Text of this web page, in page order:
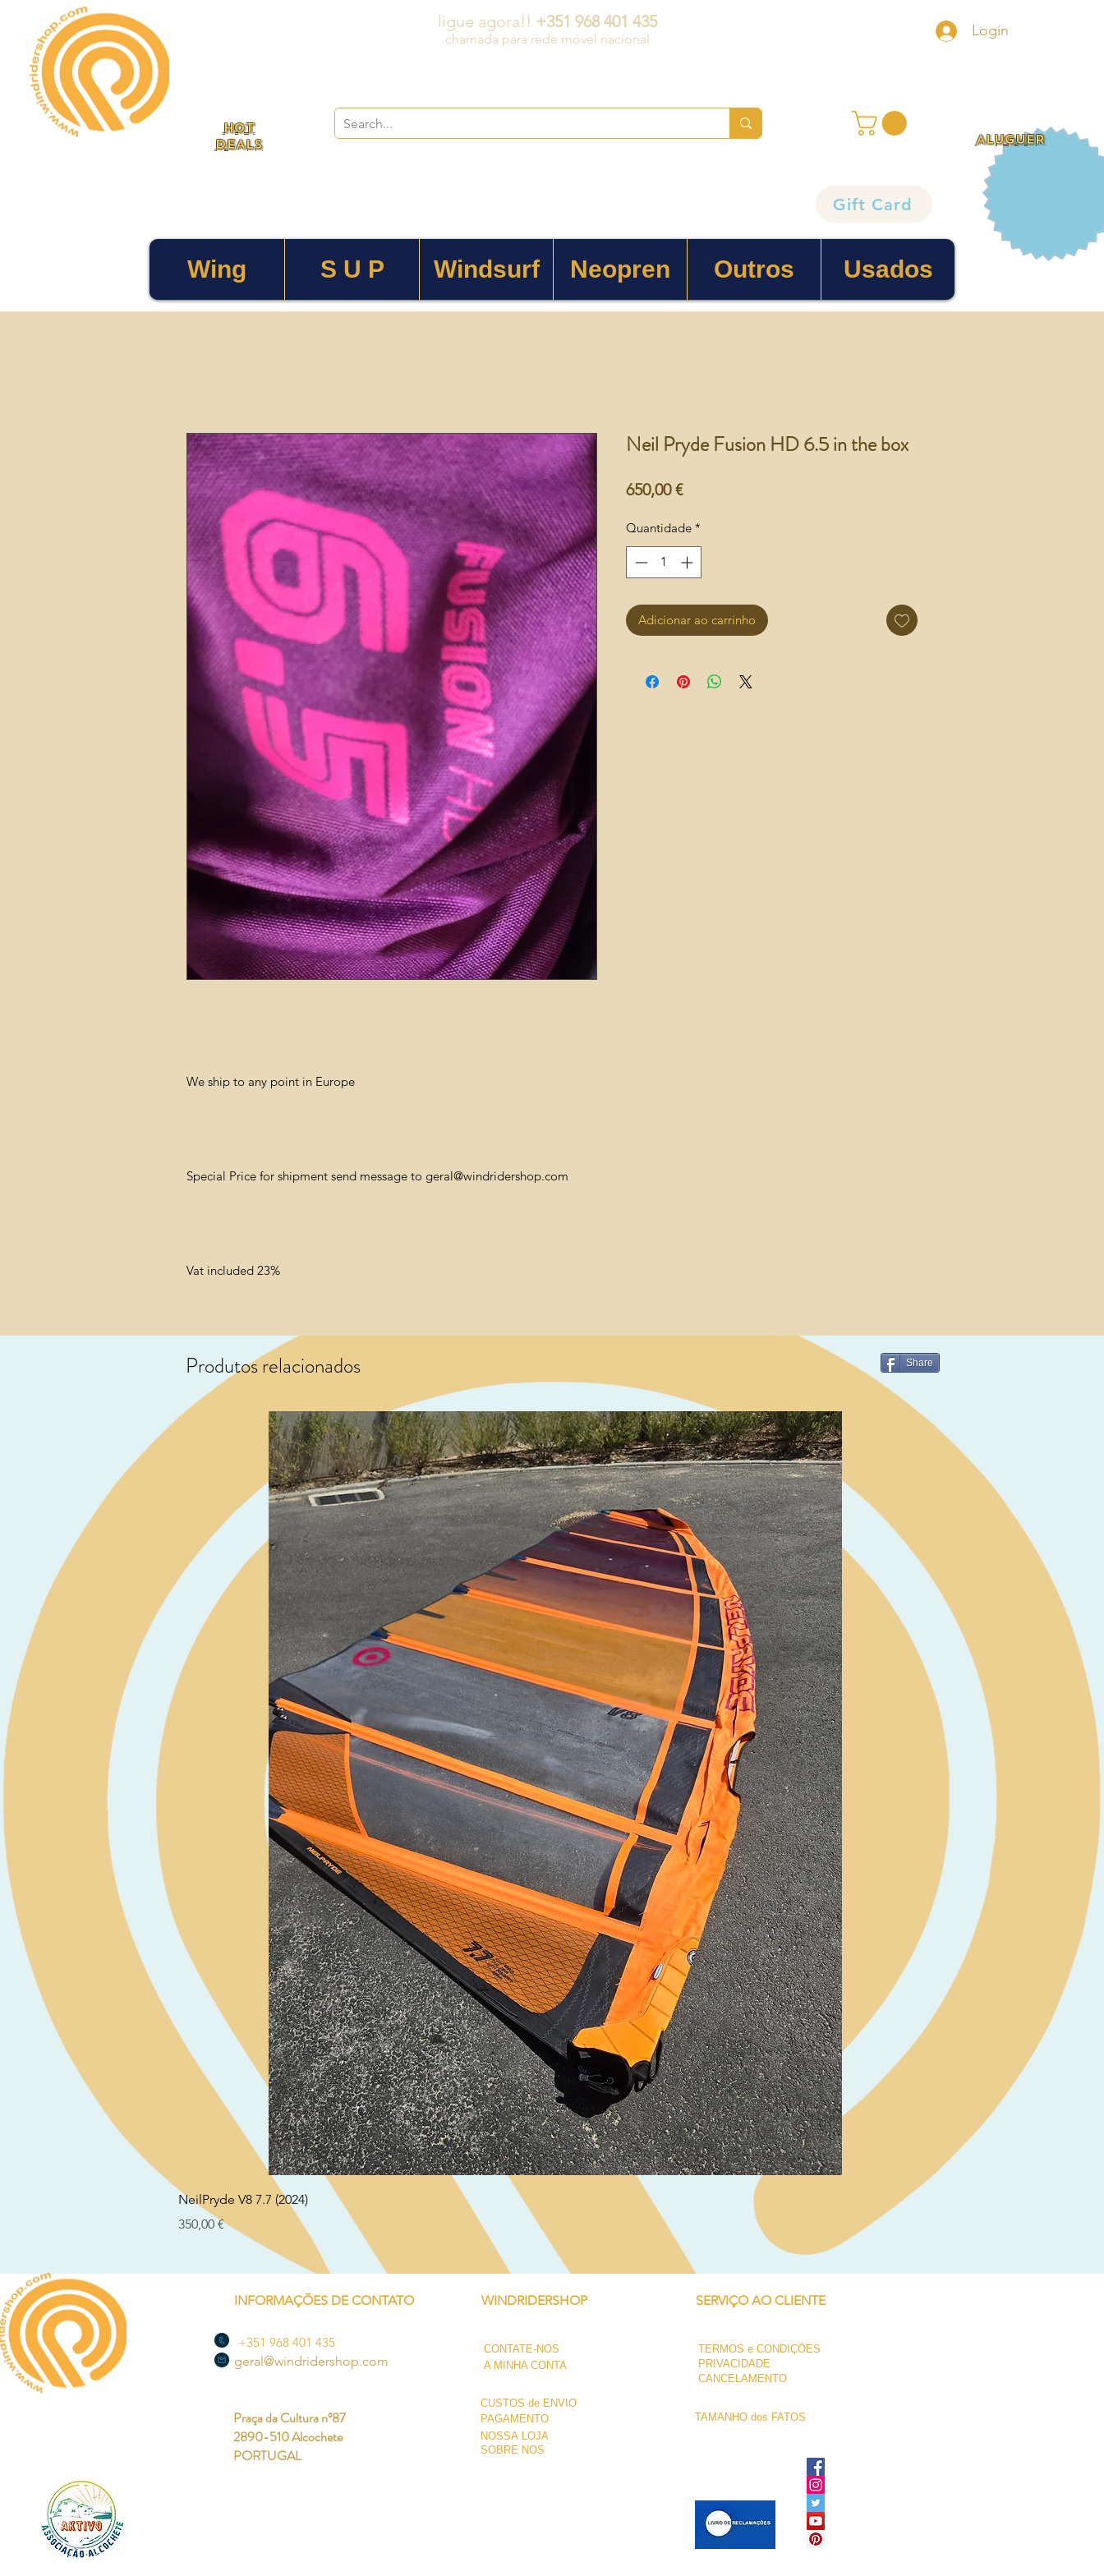
HOT
DEALS
ligue agora!! +351 968 401 435
chamada para rede móvel nacional Login
ALUGUER
Gift Card
Wing S U P Windsurf Neopren Outros Usados
We ship to any point in Europe
Special Price for shipment send message to geral@windridershop.com
Vat included 23%
Neil Pryde Fusion HD 6.5 in the box
650,00 €Preço
Quantidade *
Adicionar ao carrinho
Share
Produtos relacionados
Visualização rápida
NeilPryde V8 7.7 (2024)
Preço
350,00 €
INFORMAÇÕES DE CONTATO
+351 968 401 435
geral@windridershop.com
WINDRIDERSHOP
CONTATE-NOS
A MINHA CONTA
SERVIÇO AO CLIENTE
TERMOS e CONDIÇÕES
PRIVACIDADE
CANCELAMENTO
CUSTOS de ENVIO
Praça da Cultura nº87
2890-510 Alcochete
PORTUGAL
PAGAMENTO
NOSSA LOJA
SOBRE NÓS
TAMANHO dos FATOS